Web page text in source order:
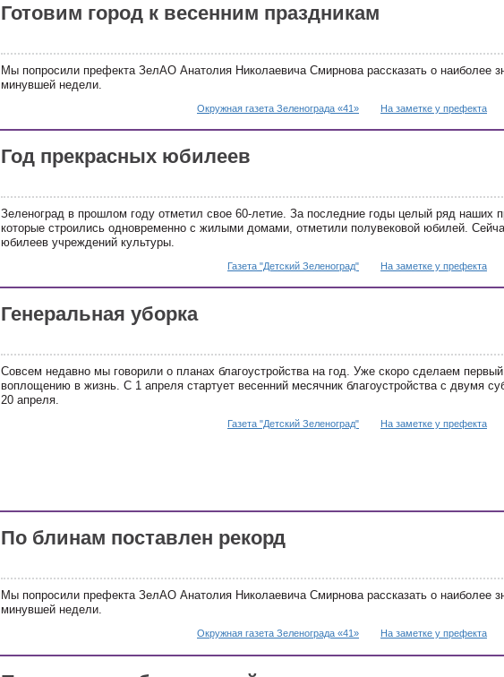
Готовим город к весенним праздникам
Мы попросили префекта ЗелАО Анатолия Николаевича Смирнова рассказать о наиболее
минувшей недели.
Окружная газета Зеленограда «41» На заметке у префекта
Год прекрасных юбилеев
Зеленоград в прошлом году отметил свое 60-летие. За последние годы целый ряд наших
которые строились одновременно с жилыми домами, отметили полувековой юбилей.
юбилеев учреждений культуры.
Газета "Детский Зеленоград" На заметке у префекта
Генеральная уборка
Совсем недавно мы говорили о планах благоустройства на год. Уже скоро сделаем
воплощению в жизнь. С 1 апреля стартует весенний месячник благоустройства с двумя
20 апреля.
Газета "Детский Зеленоград" На заметке у префекта
По блинам поставлен рекорд
Мы попросили префекта ЗелАО Анатолия Николаевича Смирнова рассказать о наиболее
минувшей недели.
Окружная газета Зеленограда «41» На заметке у префекта